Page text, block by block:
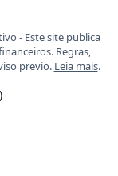
- Este site publica
Regras,
previo. Leia mais.